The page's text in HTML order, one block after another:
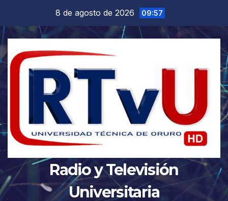
contenido
8 de agosto de 2026 09:57
Radio y Televisión
Universitaria